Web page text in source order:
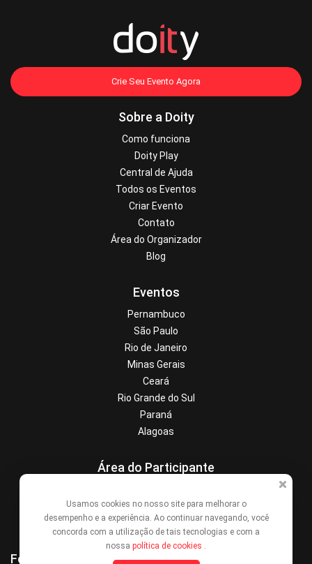
Crie Seu Evento Agora
Sobre a Doity
Como funciona
Doity Play
Central de Ajuda
Todos os Eventos
Criar Evento
Contato
Área do Organizador
Blog
Eventos
Pernambuco
São Paulo
Rio de Janeiro
Minas Gerais
Ceará
Rio Grande do Sul
Paraná
Alagoas
Área do Participante
Denunciar este evento
Contato
Formas de Pagamento
Usamos cookies no nosso site para melhorar o
desempenho e a experiência. Ao continuar navegando, você
concorda com a utilização de tais tecnologias e com a
nossa política de cookies .